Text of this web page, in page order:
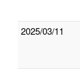
2025/03/11